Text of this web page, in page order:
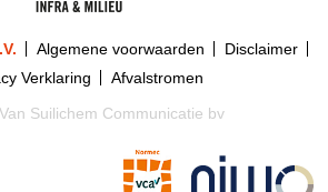
Algemene voorwaarden
Disclaimer
Verklaring
Afvalstromen
Van Suilichem Communicatie bv